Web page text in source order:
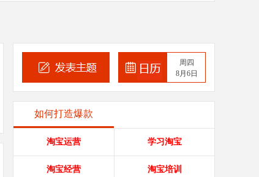
周四
8月6日
如何打造爆款
淘宝运营 学习淘宝
淘宝经营 淘宝培训